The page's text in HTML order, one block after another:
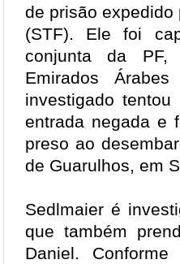
de prisão expedido
(STF). Ele foi
conjunta da PF,
Emirados
investigado
entrada negada e
preso ao
de Guarulhos, em
Sedlmaier é
que também
Daniel.